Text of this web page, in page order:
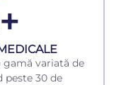
gamă variată de
peste 30 de